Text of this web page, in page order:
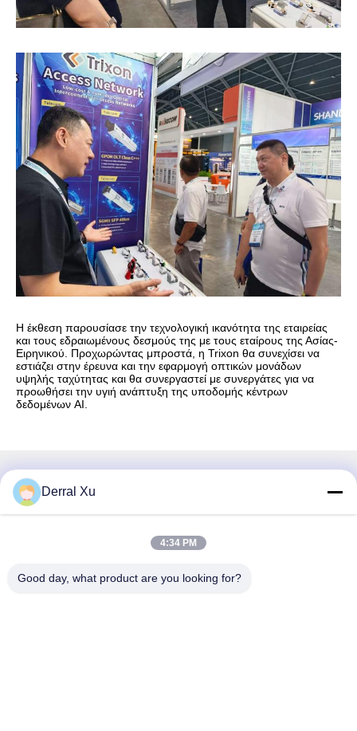
Η έκθεση παρουσίασε την τεχνολογική ικανότητα της εταιρείας
και τους εδραιωμένους δεσμούς της με τους εταίρους της Ασίας-
Ειρηνικού. Προχωρώντας μπροστά, η Trixon θα συνεχίσει να
εστιάζει στην έρευνα και την εφαρμογή οπτικών μονάδων
υψηλής ταχύτητας και θα συνεργαστεί με συνεργάτες για να
προωθήσει την υγιή ανάπτυξη της υποδομής κέντρων
δεδομένων AI.
Γρήγορη επικοινωνία
Κτίριο 2#, αριθ. 1000 Λεωφόρος Tiangong, οδός Xinxing,
Κίνα
Derral Xu
4:34 PM
Good day, what product are you looking for?